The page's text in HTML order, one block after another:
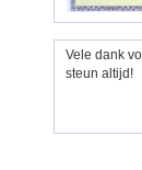
Vele dank
steun altijd!